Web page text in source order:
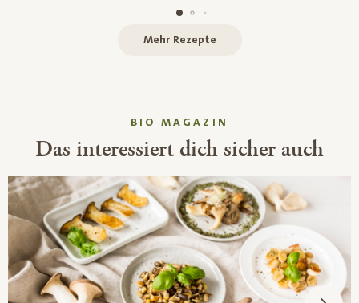
Mehr Rezepte
BIO MAGAZIN
Das interessiert dich sicher auch